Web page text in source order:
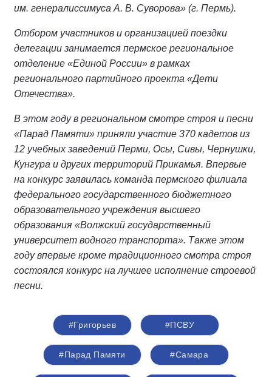
им. генералиссимуса А. В. Суворова» (г. Пермь).
Отбором участников и организацией поездки
делегации занимается пермское региональное
отделение «Единой России» в рамках
регионального партийного проекта «Дети
Отечества».
В этом году в региональном смотре строя и песни
«Парад Памяти» приняли участие 370 кадетов из
12 учебных заведений Перми, Осы, Сивы, Чернушки,
Кунгура и других территорий Прикамья. Впервые
на конкурс заявилась команда пермского филиала
федерального государственного бюджетного
образовательного учреждения высшего
образования «Волжский государственный
университет водного транспорта». Также этом
году впервые кроме традиционного смотра строя
состоялся конкурс на лучшее исполнение строевой
песни.
#Григорьев #ПСВУ
#Парад Памяти #Самара